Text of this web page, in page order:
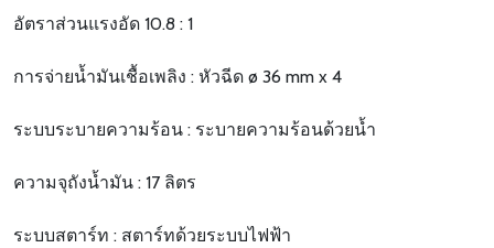
อัตราส่วนแรงอัด 10.8 : 1
การจ่ายน้ำมันเชื้อเพลิง : หัวฉีด ø 36 mm x 4
ระบบระบายความร้อน : ระบายความร้อนด้วยน้ำ
ความจุถังน้ำมัน : 17 ลิตร
ระบบสตาร์ท : สตาร์ทด้วยระบบไฟฟ้า